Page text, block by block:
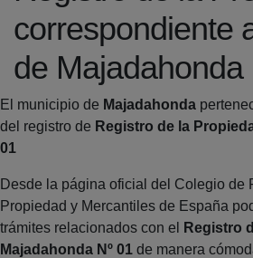
correspondiente
de Majadahonda
El municipio de Majadahonda
del registro de Registro de la
01
Desde la página oficial del Colegio de
Propiedad y Mercantiles de España
trámites relacionados con el
Registro
Majadahonda Nº 01 de manera